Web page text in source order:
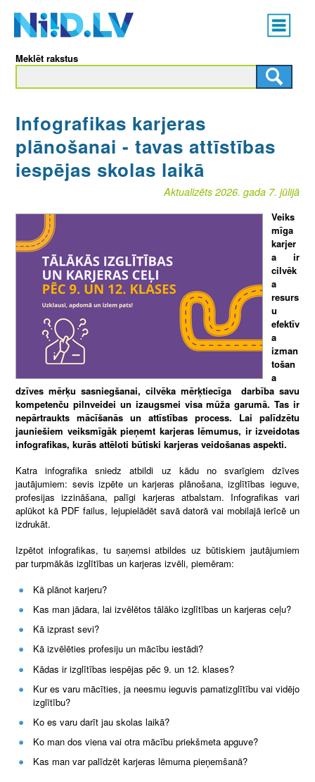
content
Main
menu
Meklēt rakstus
Infografikas karjeras
plānošanai - tavas attīstības
iespējas skolas laikā
Aktualizēts 2026. gada 7. jūlijā
Veiks
mīga
karjer
a ir
cilvēk
a
resurs
u
efektīv
a
izman
tošan
a
dzīves mērķu sasniegšanai, cilvēka mērķtiecīga darbība savu
kompetenču pilnveidei un izaugsmei visa mūža garumā. Tas ir
nepārtraukts mācīšanās un attīstības process. Lai palīdzētu
jauniešiem veiksmīgāk pieņemt karjeras lēmumus, ir izveidotas
infografikas, kurās attēloti būtiski karjeras veidošanas aspekti.
Katra infografika sniedz atbildi uz kādu no svarīgiem dzīves
jautājumiem: sevis izpēte un karjeras plānošana, izglītības ieguve,
profesijas izzināšana, palīgi karjeras atbalstam. Infografikas vari
aplūkot kā PDF failus, lejupielādēt savā datorā vai mobilajā ierīcē un
izdrukāt.
Izpētot infografikas, tu saņemsi atbildes uz būtiskiem jautājumiem
par turpmākās izglītības un karjeras izvēli, piemēram:
Kā plānot karjeru?
Kas man jādara, lai izvēlētos tālāko izglītības un karjeras ceļu?
Kā izprast sevi?
Kā izvēlēties profesiju un mācību iestādi?
Kādas ir izglītības iespējas pēc 9. un 12. klases?
Kur es varu mācīties, ja neesmu ieguvis pamatizglītību vai vidējo
izglītību?
Ko es varu darīt jau skolas laikā?
Ko man dos viena vai otra mācību priekšmeta apguve?
Kas man var palīdzēt karjeras lēmuma pieņemšanā?